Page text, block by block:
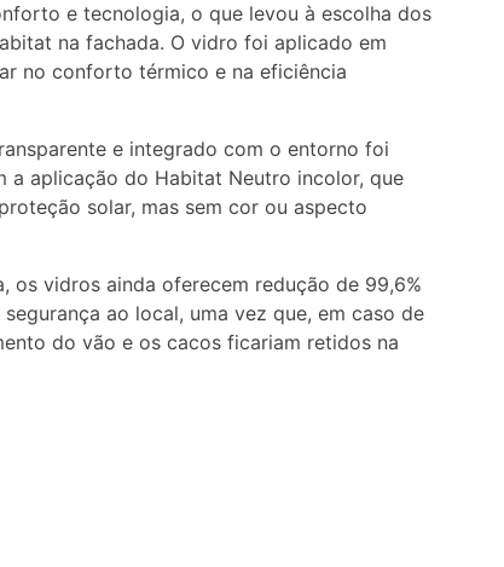
e tecnologia, o que levou à escolha dos
na fachada. O vidro foi aplicado em
no conforto térmico e na eficiência
e integrado com o entorno foi
a aplicação do Habitat Neutro incolor, que
solar, mas sem cor ou aspecto
os vidros ainda oferecem redução de 99,6%
ao local, uma vez que, em caso de
do vão e os cacos ficariam retidos na